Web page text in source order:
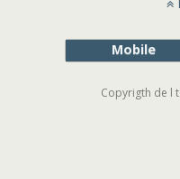
Mobile
Copyrigth de l